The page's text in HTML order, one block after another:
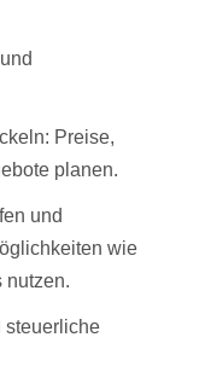
Preise,
planen.
und
wie
nutzen.
steuerliche